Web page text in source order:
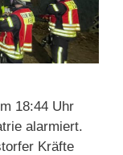
18:44 Uhr
alarmiert.
Kräfte